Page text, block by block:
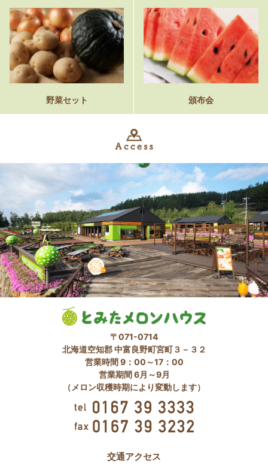
野菜セット 頒布会
〒071-0714
北海道空知郡 中富良野町宮町３－３２
営業時間 9：00～17：00
営業期間 6月～9月
（メロン収穫時期により変動します）
交通アクセス